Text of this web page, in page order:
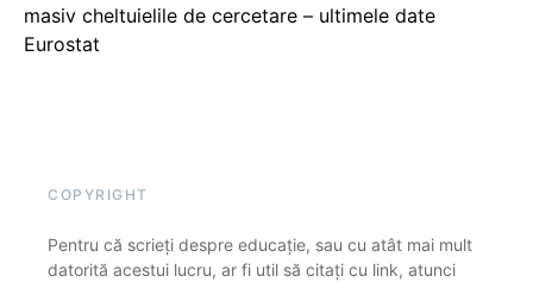
masiv cheltuielile de cercetare – ultimele date
Eurostat
COPYRIGHT
Pentru că scrieți despre educație, sau cu atât mai mult
datorită acestui lucru, ar fi util să citați cu link, atunci